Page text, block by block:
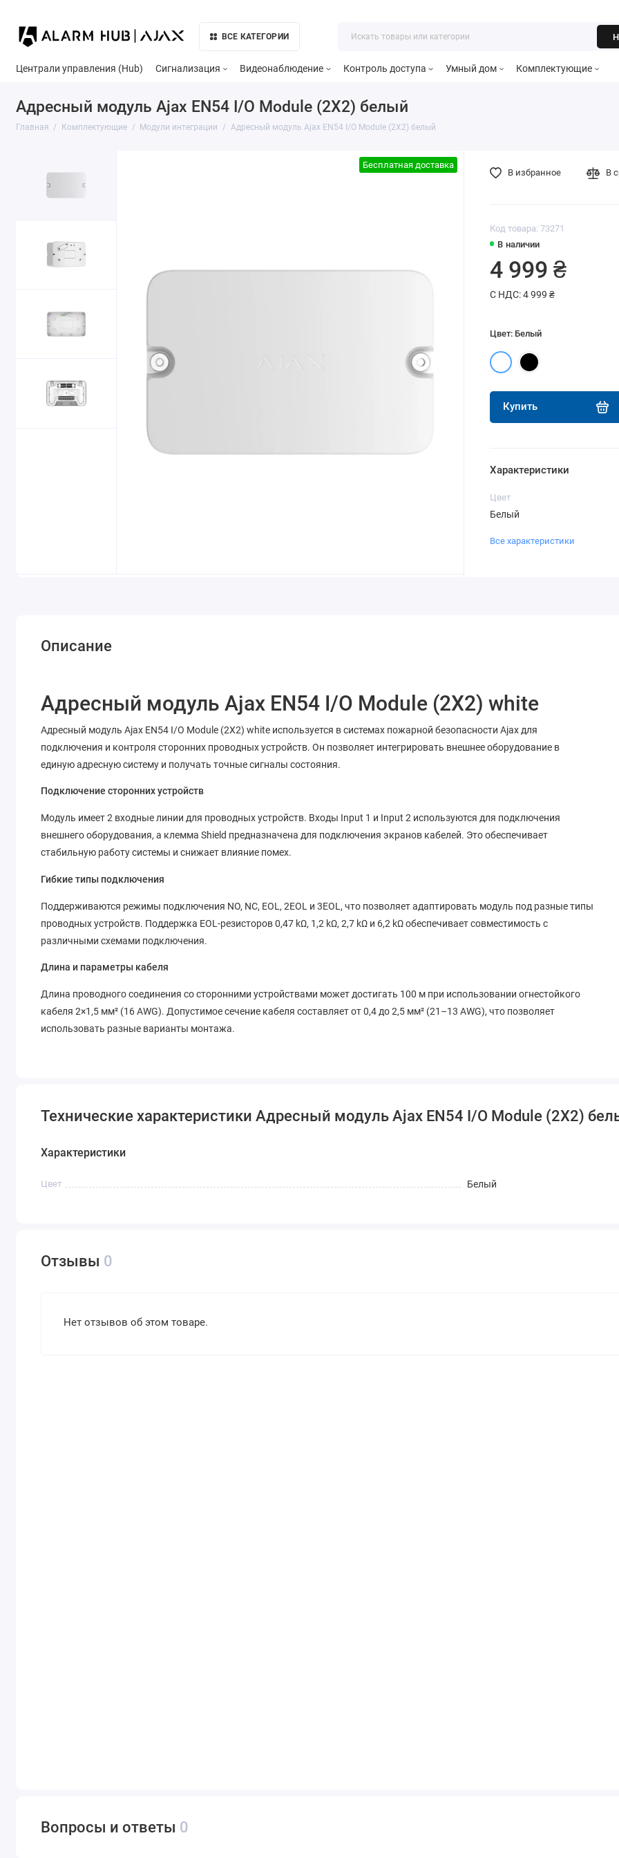
ВСЕ КАТЕГОРИИ
Централи управления (Hub) Сигнализация Видеонаблюдение Контроль доступа Умный дом Комплектующие
Адресный модуль Ajax EN54 I/O Module (2X2) белый
Главная Комплектующие Модули интеграции Адресный модуль Ajax EN54 I/O Module (2X2) белый
Бесплатная доставка
Код товара: 73271
В наличии
4 999 ₴
С НДС: 4 999 ₴
Цвет: Белый
Купить
В избранное В
Характеристики
Цвет
Белый
Все характеристики
Описание
Адресный модуль Ajax EN54 I/O Module (2X2) white
Адресный модуль Ajax EN54 I/O Module (2X2) white используется в системах пожарной безопасности Ajax для
подключения и контроля сторонних проводных устройств. Он позволяет интегрировать внешнее оборудование в
единую адресную систему и получать точные сигналы состояния.
Подключение сторонних устройств
Модуль имеет 2 входные линии для проводных устройств. Входы Input 1 и Input 2 используются для подключения
внешнего оборудования, а клемма Shield предназначена для подключения экранов кабелей. Это обеспечивает
стабильную работу системы и снижает влияние помех.
Гибкие типы подключения
Поддерживаются режимы подключения NO, NC, EOL, 2EOL и 3EOL, что позволяет адаптировать модуль под разные типы
проводных устройств. Поддержка EOL-резисторов 0,47 kΩ, 1,2 kΩ, 2,7 kΩ и 6,2 kΩ обеспечивает совместимость с
различными схемами подключения.
Длина и параметры кабеля
Длина проводного соединения со сторонними устройствами может достигать 100 м при использовании огнестойкого
кабеля 2×1,5 мм² (16 AWG). Допустимое сечение кабеля составляет от 0,4 до 2,5 мм² (21–13 AWG), что позволяет
использовать разные варианты монтажа.
Технические характеристики Адресный модуль Ajax EN54 I/O Module (2X2)
Характеристики
Цвет Белый
Отзывы 0
Нет отзывов об этом товаре.
Вопросы и ответы 0